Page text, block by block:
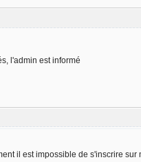
l'admin est informé
il est impossible de s'inscrire